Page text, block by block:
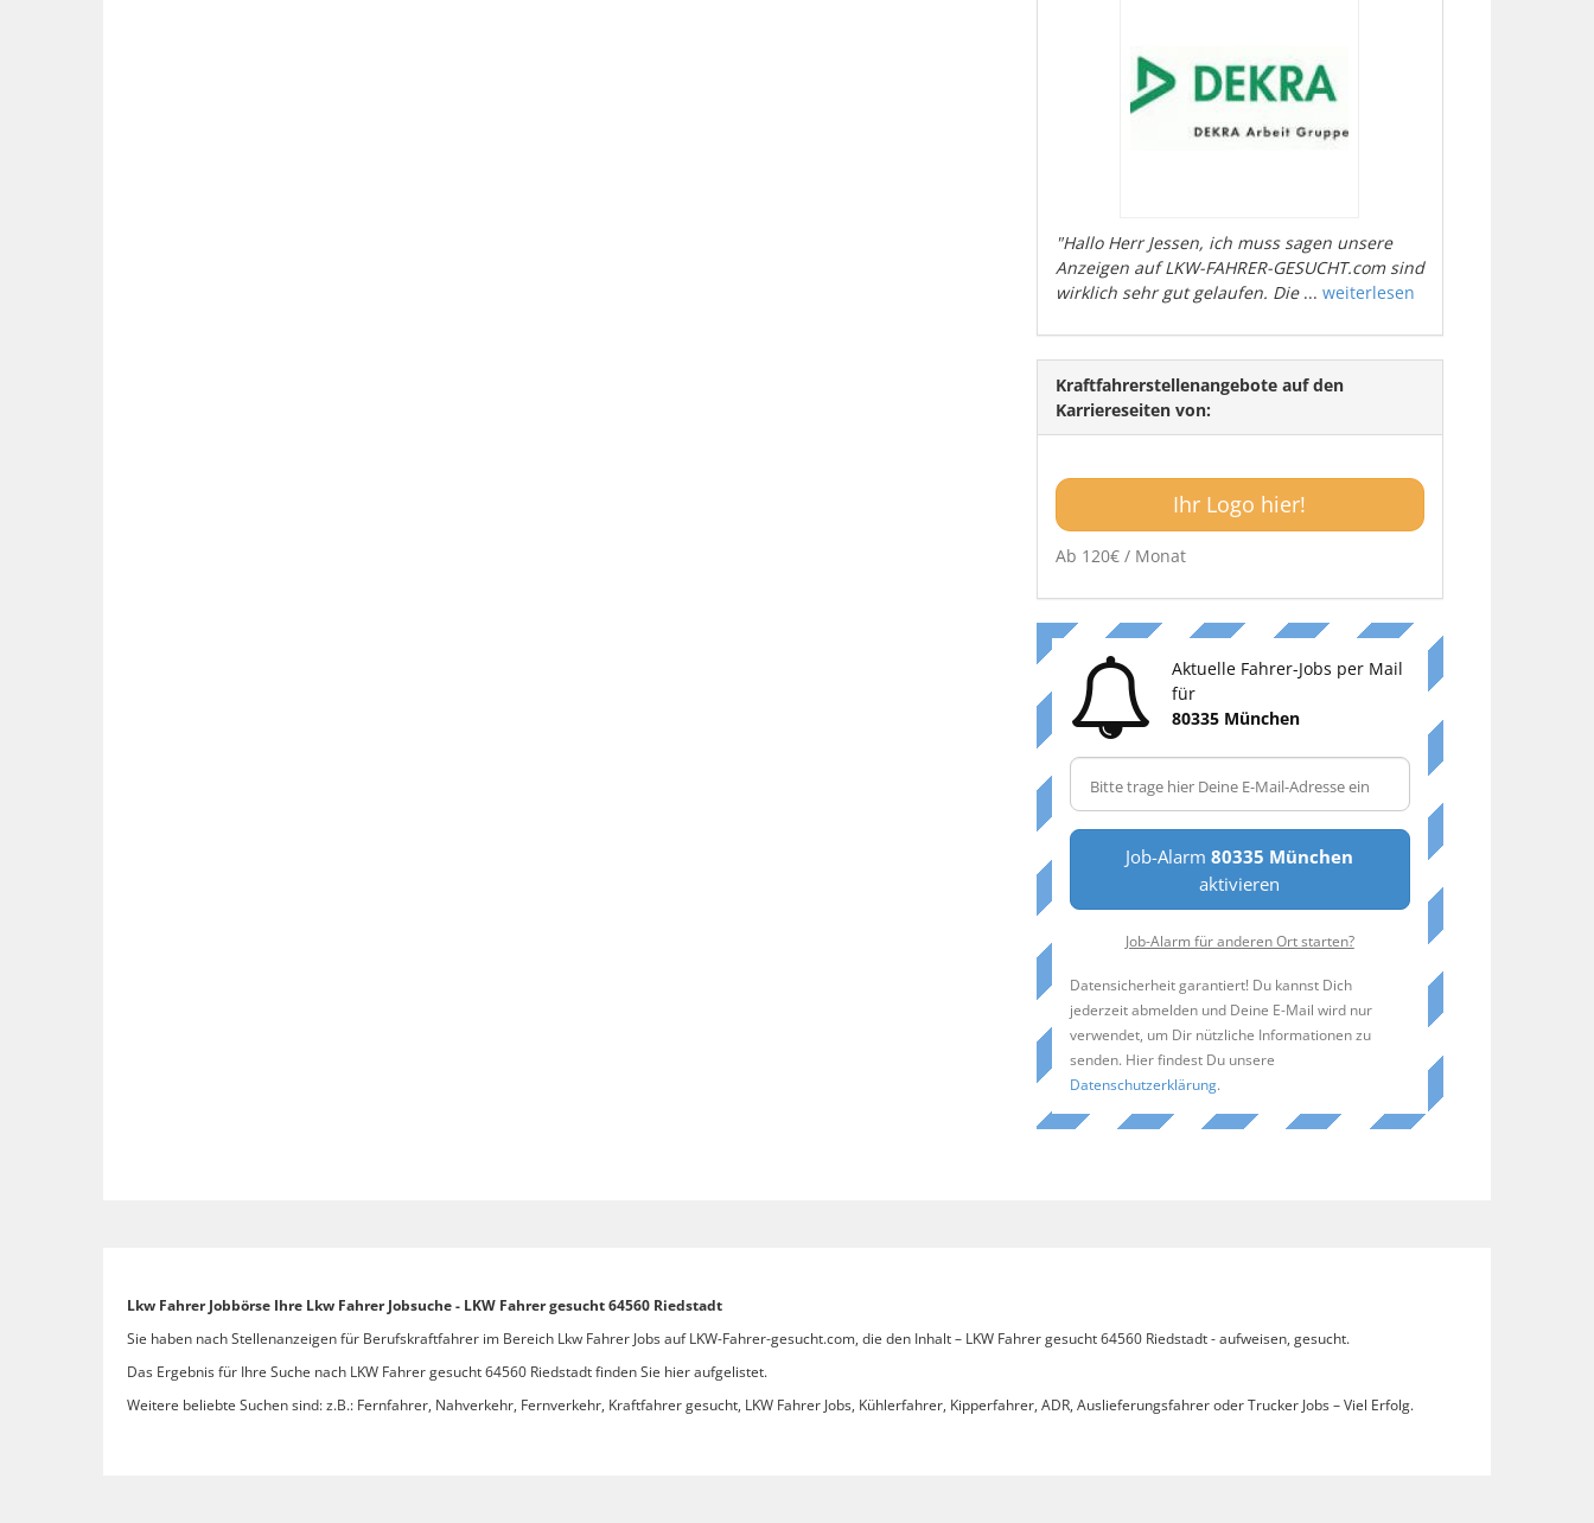
"Hallo Herr Jessen, ich muss sagen unsere
Anzeigen auf LKW-FAHRER-GESUCHT.com sind
wirklich sehr gut gelaufen. Die... weiterlesen
Kraftfahrerstellenangebote auf den
Karriereseiten von:
Ihr Logo hier!
Ab 120€ / Monat
Aktuelle Fahrer-Jobs per Mail
für
80335 München
Job-Alarm80335 München
aktivieren
Job-Alarm für anderen Ort starten?
Datensicherheit garantiert! Du kannst Dich
jederzeit abmelden und Deine E-Mail wird nur
verwendet, um Dir nützliche Informationen zu
senden. Hier findest Du unsere
Datenschutzerklärung.
Lkw Fahrer Jobbörse Ihre Lkw Fahrer Jobsuche - LKW Fahrer gesucht 64560 Riedstadt
Sie haben nach Stellenanzeigen für Berufskraftfahrer im Bereich Lkw Fahrer Jobs auf LKW-Fahrer-gesucht.com, die den Inhalt – LKW Fahrer gesucht 64560 Riedstadt - aufweisen, gesucht.
Das Ergebnis für Ihre Suche nach LKW Fahrer gesucht 64560 Riedstadt finden Sie hier aufgelistet.
Weitere beliebte Suchen sind: z.B.: Fernfahrer, Nahverkehr, Fernverkehr, Kraftfahrer gesucht, LKW Fahrer Jobs, Kühlerfahrer, Kipperfahrer, ADR, Auslieferungsfahrer oder Trucker Jobs – Viel Erfolg.